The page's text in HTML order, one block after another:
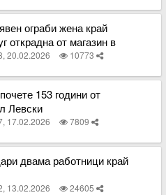
ограби жена край
открадна от магазин в
20.02.2026 10773
153 години от
Левски
17.02.2026 7809
двама работници край
13.02.2026 24605